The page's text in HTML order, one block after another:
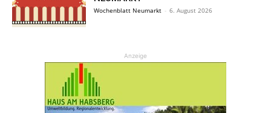
Wochenblatt Neumarkt - 6. August 2026
Anzeige